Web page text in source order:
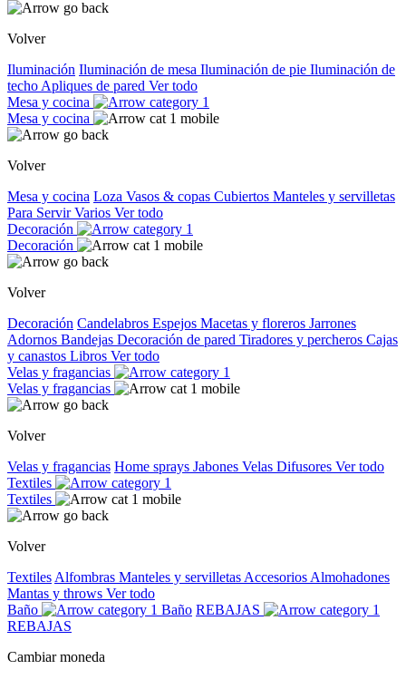
Volver
Iluminación Iluminación de mesa Iluminación de pie Iluminación de
techo Apliques de pared Ver todo
Mesa y cocina
Mesa y cocina
Volver
Mesa y cocina Loza Vasos & copas Cubiertos Manteles y servilletas
Para ServirVarios Ver todo
Decoración
Decoración
Volver
Decoración Candelabros Espejos Macetas y floreros Jarrones
Adornos Bandejas Decoración de pared Tiradores y percheros Cajas
y canastos Libros Ver todo
Velas y fragancias
Velas y fragancias
Volver
Velas y fragancias Home sprays Jabones Velas Difusores Ver todo
Textiles
Textiles
Volver
Textiles Alfombras Manteles y servilletas Accesorios Almohadones
Mantas y throws Ver todo
Baño
Baño REBAJAS
REBAJAS
Cambiar moneda